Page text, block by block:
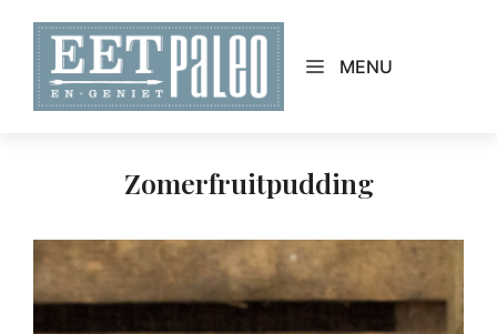
content
MENU
Zomerfruitpudding